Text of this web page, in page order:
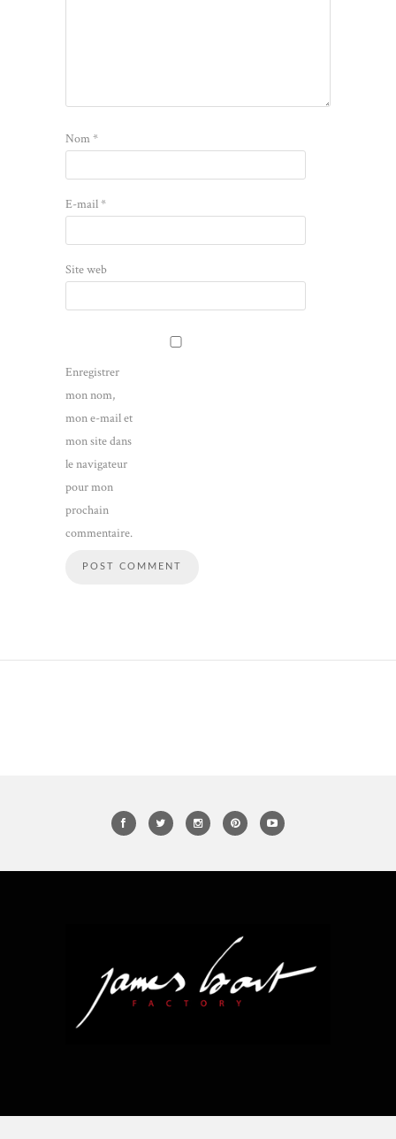
Nom*
E-mail*
Site web
Enregistrer
mon nom,
mon e-mail et
mon site dans
le navigateur
pour mon
prochain
commentaire.